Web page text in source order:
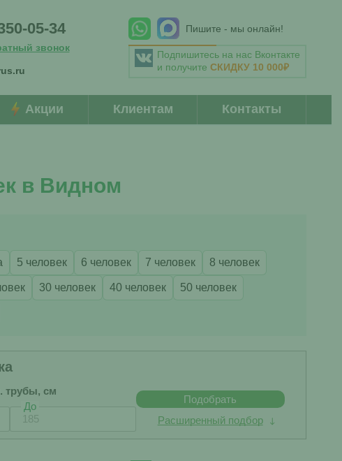
05-34
звонок
Пишите - мы онлайн!
Подпишитесь на нас Вконтакте
и получите СКИДКУ 10 000₽
Акции Клиентам Контакты
в Видном
5 человек 6 человек 7 человек 8 человек
30 человек 40 человек 50 человек
трубы, см
До
Подобрать
Расширенный подбор